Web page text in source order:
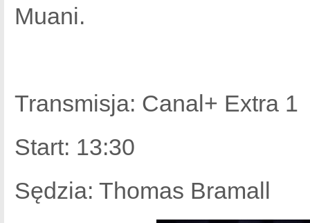
Muani.
Transmisja: Canal+ Extra 1
Start: 13:30
Sędzia: Thomas Bramall